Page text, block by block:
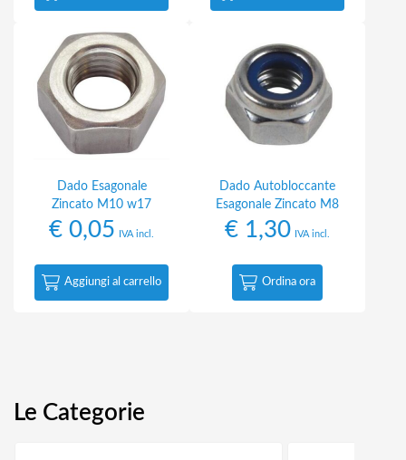
Dado Esagonale
Zincato M10 w17
€ 0,05 IVA incl.
Aggiungi al carrello
Dado Autobloccante
Esagonale Zincato M8
€ 1,30 IVA incl.
Ordina ora
Le Categorie